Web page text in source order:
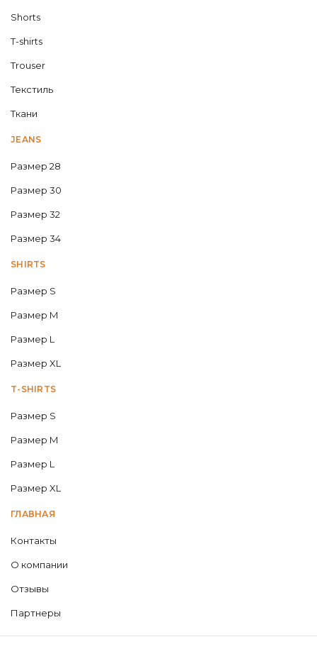
Shorts
T-shirts
Trouser
Текстиль
Ткани
JEANS
Размер 28
Размер 30
Размер 32
Размер 34
SHIRTS
Размер S
Размер M
Размер L
Размер XL
T-SHIRTS
Размер S
Размер M
Размер L
Размер XL
ГЛАВНАЯ
Контакты
О компании
Отзывы
Партнеры